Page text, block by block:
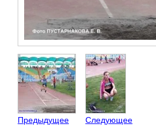
Предыдущее Следующее